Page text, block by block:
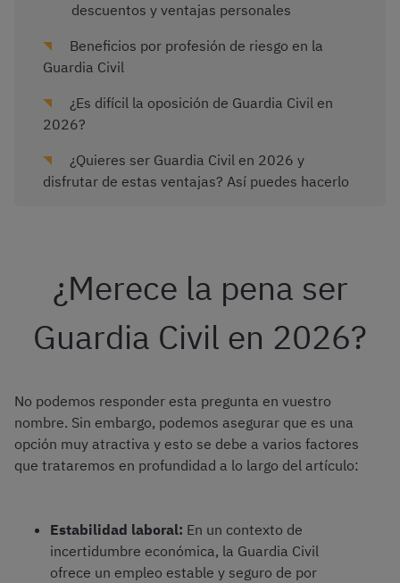
descuentos y ventajas personales
Beneficios por profesión de riesgo en la
Guardia Civil
¿Es difícil la oposición de Guardia Civil en
2026?
¿Quieres ser Guardia Civil en 2026 y
disfrutar de estas ventajas? Así puedes hacerlo
¿Merece la pena ser
Guardia Civil en 2026?
No podemos responder esta pregunta en vuestro
nombre. Sin embargo, podemos asegurar que es una
opción muy atractiva y esto se debe a varios factores
que trataremos en profundidad a lo largo del artículo:
Estabilidad laboral: En un contexto de
incertidumbre económica, la Guardia Civil
ofrece un empleo estable y seguro de por